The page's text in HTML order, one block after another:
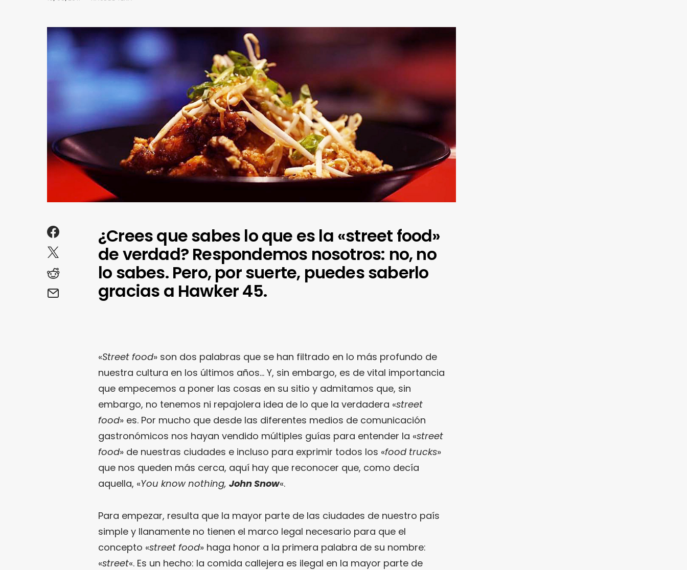
¿Crees que sabes lo que es la «street food»
de verdad? Respondemos nosotros: no, no
lo sabes. Pero, por suerte, puedes saberlo
gracias a Hawker 45.
«Street food» son dos palabras que se han filtrado en lo más profundo de
nuestra cultura en los últimos años… Y, sin embargo, es de vital importancia
que empecemos a poner las cosas en su sitio y admitamos que, sin
embargo, no tenemos ni repajolera idea de lo que la verdadera «street
food» es. Por mucho que desde las diferentes medios de comunicación
gastronómicos nos hayan vendido múltiples guías para entender la «street
food» de nuestras ciudades e incluso para exprimir todos los «food trucks»
que nos queden más cerca, aquí hay que reconocer que, como decía
aquella, «You know nothing, John Snow«.
Para empezar, resulta que la mayor parte de las ciudades de nuestro país
simple y llanamente no tienen el marco legal necesario para que el
concepto «street food» haga honor a la primera palabra de su nombre:
«street«. Es un hecho: la comida callejera es ilegal en la mayor parte de